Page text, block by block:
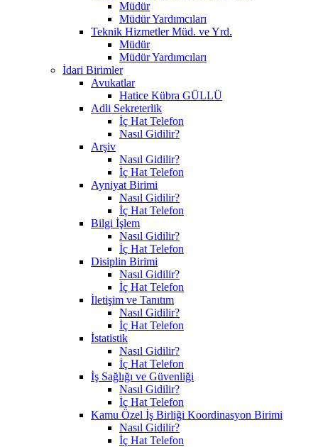
Müdür
Müdür Yardımcıları
Teknik Hizmetler Müd. ve Yrd.
Müdür
Müdür Yardımcıları
İdari Birimler
Avukatlar
Hatice Kübra GÜLLÜ
Adli Sekreterlik
İç Hat Telefon
Nasıl Gidilir?
Arşiv
Nasıl Gidilir?
İç Hat Telefon
Ayniyat Birimi
Nasıl Gidilir?
İç Hat Telefon
Bilgi İşlem
Nasıl Gidilir?
İç Hat Telefon
Disiplin Birimi
Nasıl Gidilir?
İç Hat Telefon
İletişim ve Tanıtım
Nasıl Gidilir?
İç Hat Telefon
İstatistik
Nasıl Gidilir?
İç Hat Telefon
İş Sağlığı ve Güvenliği
Nasıl Gidilir?
İç Hat Telefon
Kamu Özel İş Birliği Koordinasyon Birimi
Nasıl Gidilir?
İç Hat Telefon